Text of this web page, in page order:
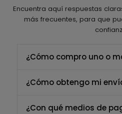
Encuentra aquí respuestas
más frecuentes, para que
¿Cómo compro uno o
¿Cómo obtengo mi
¿Con qué medios de